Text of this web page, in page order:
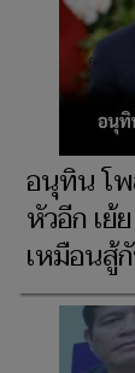
อนุทิน โ
หัวอีก เย้
เหมือนสู้